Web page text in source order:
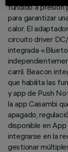
fundido a presión
para garantizar
calor. El
circuito driver
integrada
carril. Beacon
que habilita las
y app de Push
la app Casambi
apagado,
disponible en
integrarse en la
gestionar